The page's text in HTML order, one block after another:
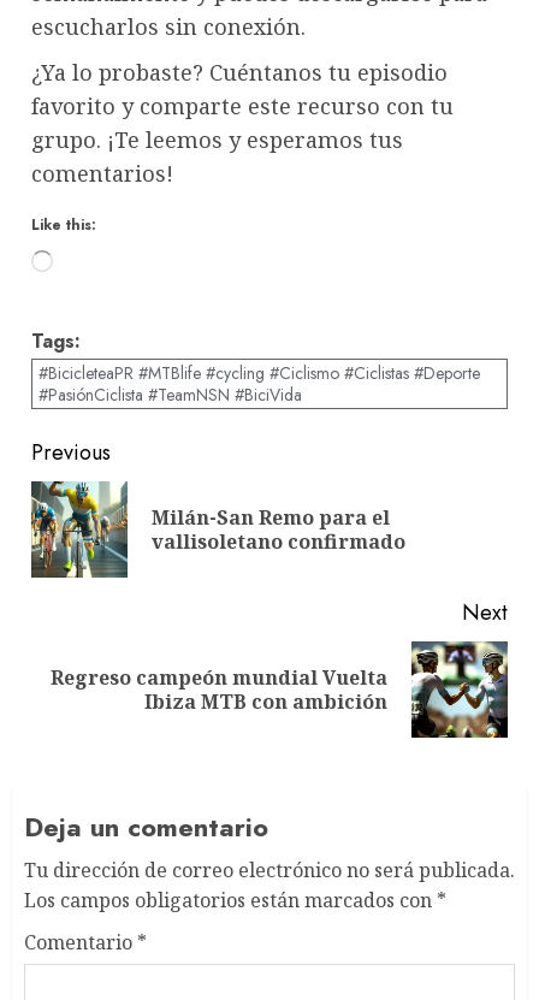
escucharlos sin conexión.
¿Ya lo probaste? Cuéntanos tu episodio
favorito y comparte este recurso con tu
grupo. ¡Te leemos y esperamos tus
comentarios!
Like this:
Loading…
Tags:
#BicicleteaPR #MTBlife #cycling #Ciclismo #Ciclistas #Deporte
#PasiónCiclista #TeamNSN #BiciVida
Post
navigation
Previous
Milán-San Remo para el
vallisoletano confirmado
Next
Next
Regreso campeón mundial Vuelta
Ibiza MTB con ambición
Deja un comentario
Tu dirección de correo electrónico no será publicada.
Los campos obligatorios están marcados con *
Comentario *